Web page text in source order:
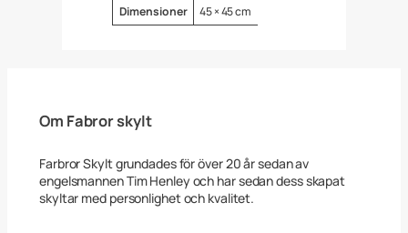
k
n
d
e
K
Attribut Värde
Dimensioner 45 × 45 cm
Om Fabror skylt
Farbror Skylt grundades för över 20 år sedan av
engelsmannen Tim Henley och har sedan dess skapat
skyltar med personlighet och kvalitet.